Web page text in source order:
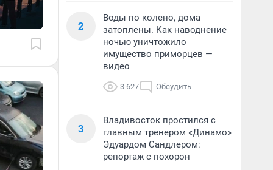
2
Воды по колено, дома
затоплены. Как наводнение
ночью уничтожило
имущество приморцев —
видео
3 627 Обсудить
3
Владивосток простился с
главным тренером «Динамо»
Эдуардом Сандлером:
репортаж с похорон